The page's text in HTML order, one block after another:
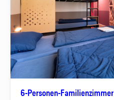
6-Personen-Familienzimmer